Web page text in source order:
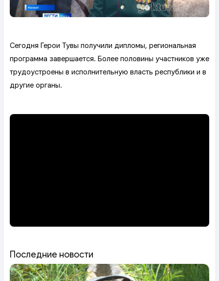
Сегодня Герои Тувы получили дипломы, региональная
программа завершается. Более половины участников уже
трудоустроены в исполнительную власть республики и в
другие органы.
Последние новости